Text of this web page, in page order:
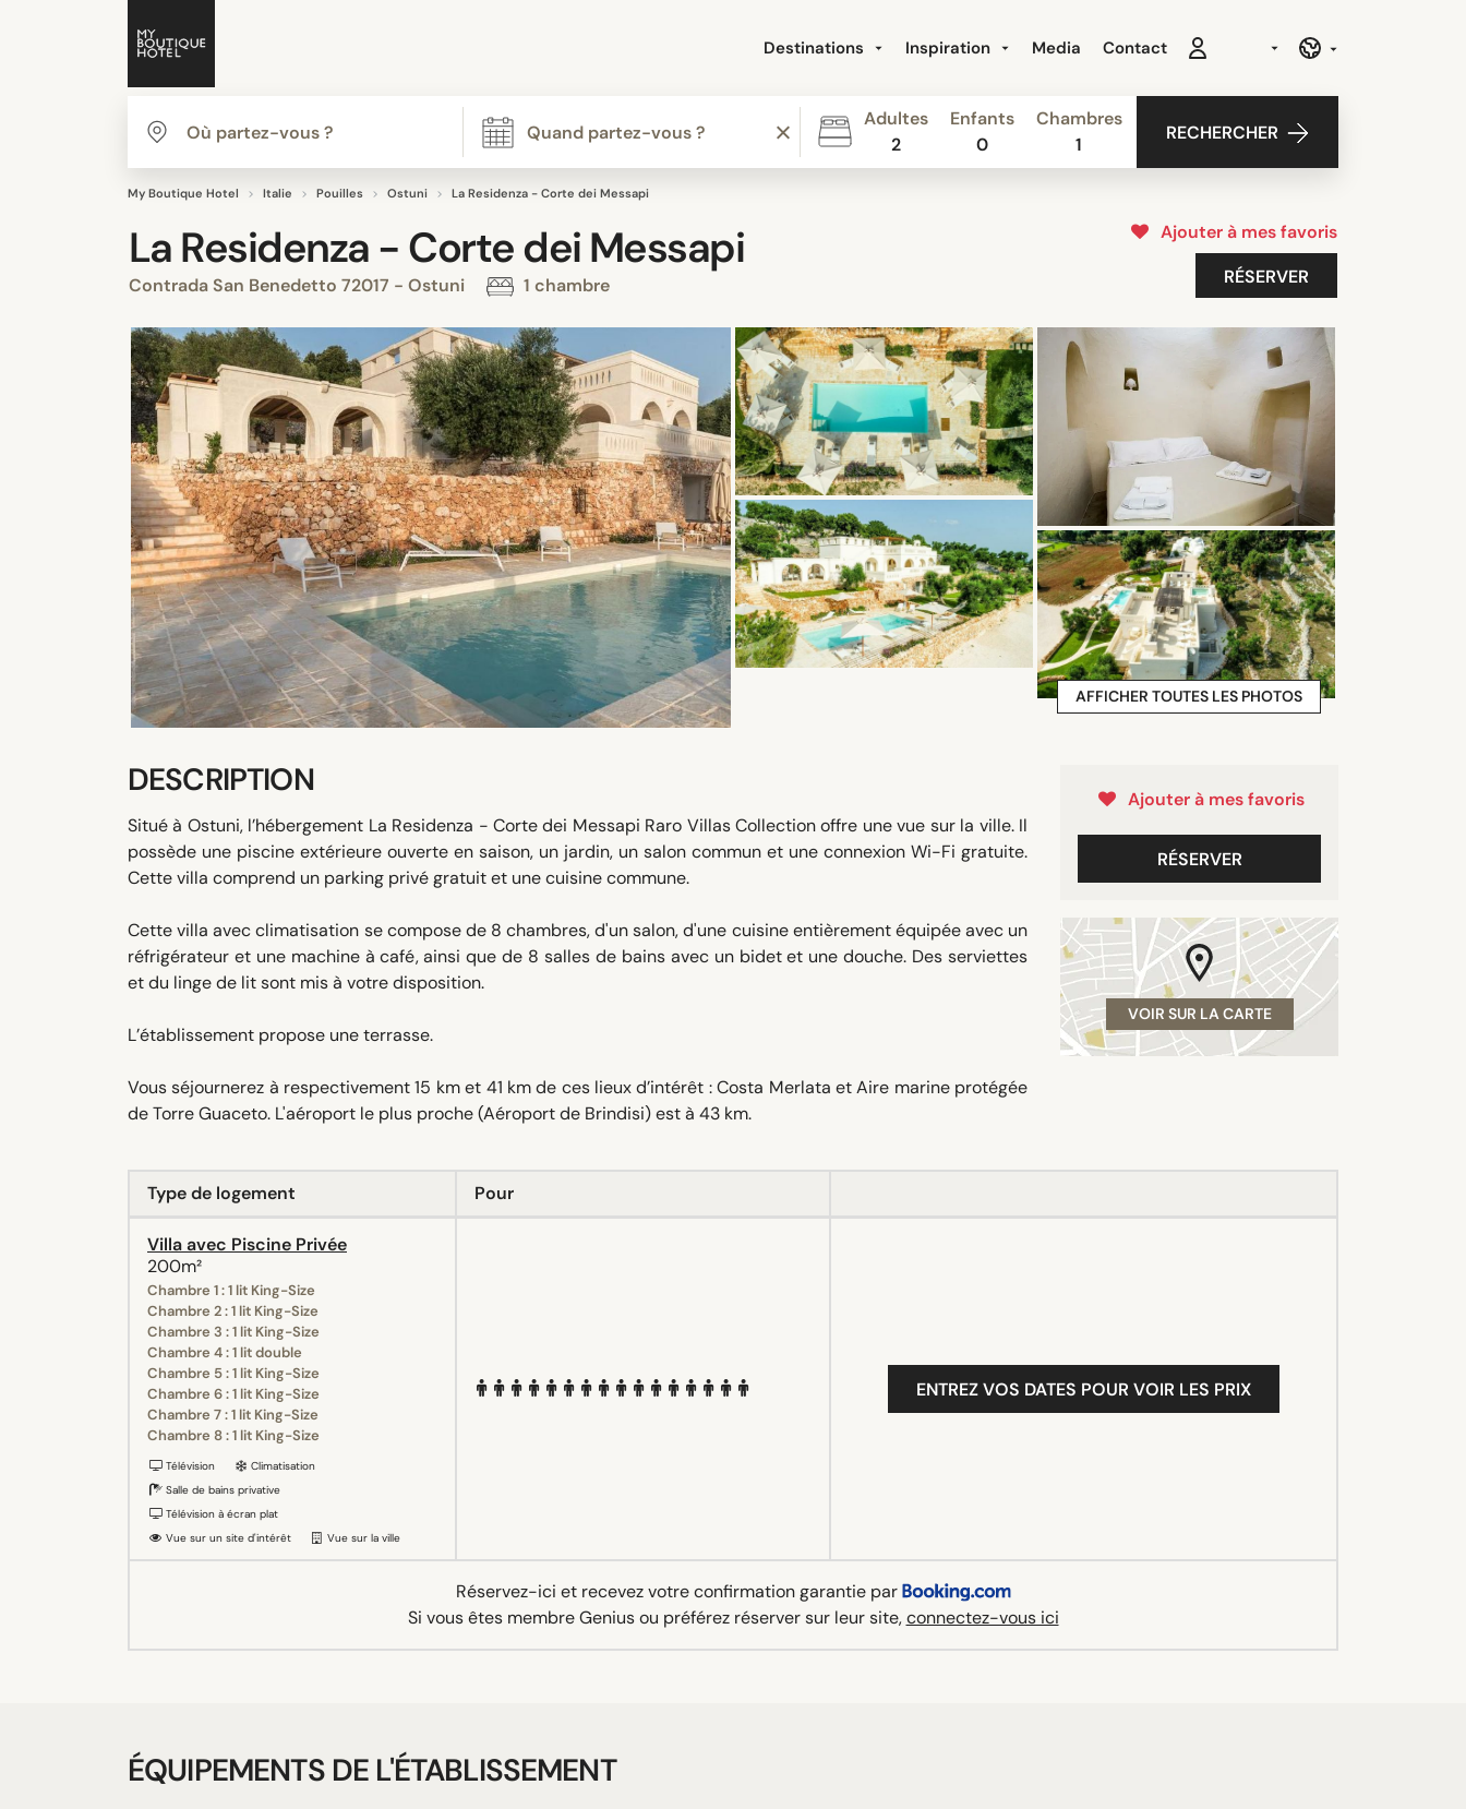
Destinations Inspiration Media Contact
Adultes
2
Enfants
0
Chambres
1
RECHERCHER
My Boutique Hotel Italie Pouilles Ostuni La Residenza - Corte dei Messapi
La Residenza - Corte dei Messapi
Contrada San Benedetto 72017 - Ostuni 1 chambre
Ajouter à mes favoris
RÉSERVER
AFFICHER TOUTES LES PHOTOS
Ajouter à mes favoris
RÉSERVER
VOIR SUR LA CARTE
DESCRIPTION
Situé à Ostuni, l’hébergement La Residenza - Corte dei Messapi Raro Villas Collection offre une vue sur la ville. Il
possède une piscine extérieure ouverte en saison, un jardin, un salon commun et une connexion Wi-Fi gratuite.
Cette villa comprend un parking privé gratuit et une cuisine commune.
Cette villa avec climatisation se compose de 8 chambres, d'un salon, d'une cuisine entièrement équipée avec un
réfrigérateur et une machine à café, ainsi que de 8 salles de bains avec un bidet et une douche. Des serviettes
et du linge de lit sont mis à votre disposition.
L’établissement propose une terrasse.
Vous séjournerez à respectivement 15 km et 41 km de ces lieux d’intérêt : Costa Merlata et Aire marine protégée
de Torre Guaceto. L'aéroport le plus proche (Aéroport de Brindisi) est à 43 km.
Type de logement Pour
Villa avec Piscine Privée
200m²
Chambre 1 : 1 lit King-Size
Chambre 2 : 1 lit King-Size
Chambre 3 : 1 lit King-Size
Chambre 4 : 1 lit double
Chambre 5 : 1 lit King-Size
Chambre 6 : 1 lit King-Size
Chambre 7 : 1 lit King-Size
Chambre 8 : 1 lit King-Size
Télévision
Climatisation
Salle de bains privative
Télévision à écran plat
Vue sur un site d'intérêt
Vue sur la ville
ENTREZ VOS DATES POUR VOIR LES PRIX
Réservez-ici et recevez votre confirmation garantie par
Si vous êtes membre Genius ou préférez réserver sur leur site,connectez-vous ici
ÉQUIPEMENTS DE L'ÉTABLISSEMENT